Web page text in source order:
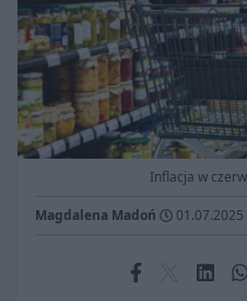
Inflacja w
Magdalena Madoń 01.07.2025